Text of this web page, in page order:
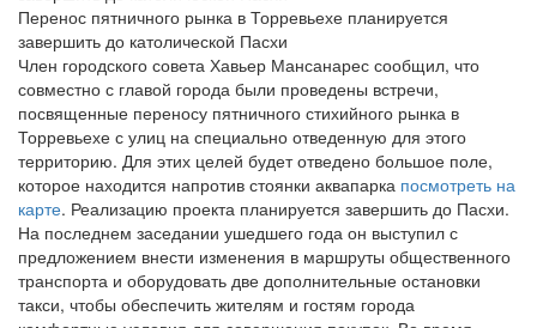
Перенос пятничного рынка в Торревьехе планируется
завершить до католической Пасхи
Член городского совета Хавьер Мансанарес сообщил, что
совместно с главой города были проведены встречи,
посвященные переносу пятничного стихийного рынка в
Торревьехе с улиц на специально отведенную для этого
территорию. Для этих целей будет отведено большое поле,
которое находится напротив стоянки аквапарка посмотреть на
карте. Реализацию проекта планируется завершить до Пасхи.
На последнем заседании ушедшего года он выступил с
предложением внести изменения в маршруты общественного
транспорта и оборудовать две дополнительные остановки
такси, чтобы обеспечить жителям и гостям города